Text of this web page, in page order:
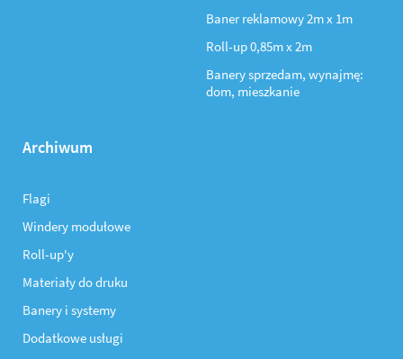
Baner reklamowy 2m x 1m
Roll-up 0,85m x 2m
Banery sprzedam, wynajmę:
dom, mieszkanie
Archiwum
Flagi
Windery modułowe
Roll-up'y
Materiały do druku
Banery i systemy
Dodatkowe usługi